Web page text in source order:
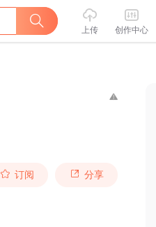
上传 创作中心
订阅 分享